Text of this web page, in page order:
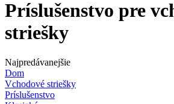
Príslušenstvo pre
striešky
Najpredávanejšie
Dom
Vchodové striešky
Príslušenstvo